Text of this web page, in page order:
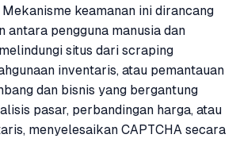
keamanan ini dirancang
antara pengguna manusia dan
situs dari scraping
inventaris, atau pemantauan
dan bisnis yang bergantung
pasar, perbandingan harga, atau
menyelesaikan CAPTCHA secara